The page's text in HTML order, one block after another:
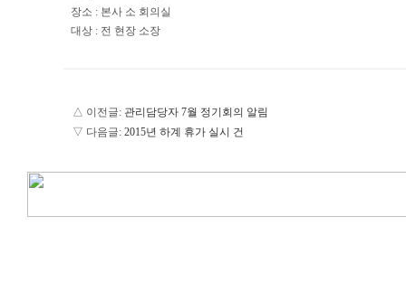
장소 : 본사 소 회의실
대상 : 전 현장 소장
△ 이전글: 관리담당자 7월 정기회의 알림
▽ 다음글: 2015년 하계 휴가 실시 건